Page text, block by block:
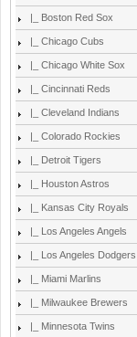
|_ Boston Red Sox
|_ Chicago Cubs
|_ Chicago White Sox
|_ Cincinnati Reds
|_ Cleveland Indians
|_ Colorado Rockies
|_ Detroit Tigers
|_ Houston Astros
|_ Kansas City Royals
|_ Los Angeles Angels
|_ Los Angeles Dodgers
|_ Miami Marlins
|_ Milwaukee Brewers
|_ Minnesota Twins